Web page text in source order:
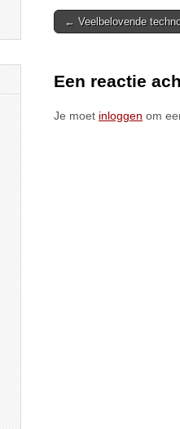
Post
← Veelbelovende
Een reactie
Je moet inloggen om